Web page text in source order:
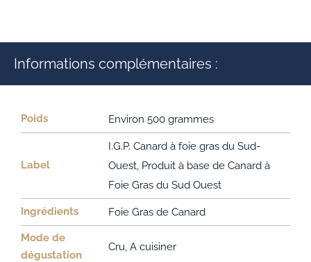
Informations complémentaires :
Poids Environ 500 grammes
Label
I.G.P. Canard à foie gras du Sud-
Ouest, Produit à base de Canard à
Foie Gras du Sud Ouest
Ingrédients Foie Gras de Canard
Mode de
dégustation
Cru, A cuisiner